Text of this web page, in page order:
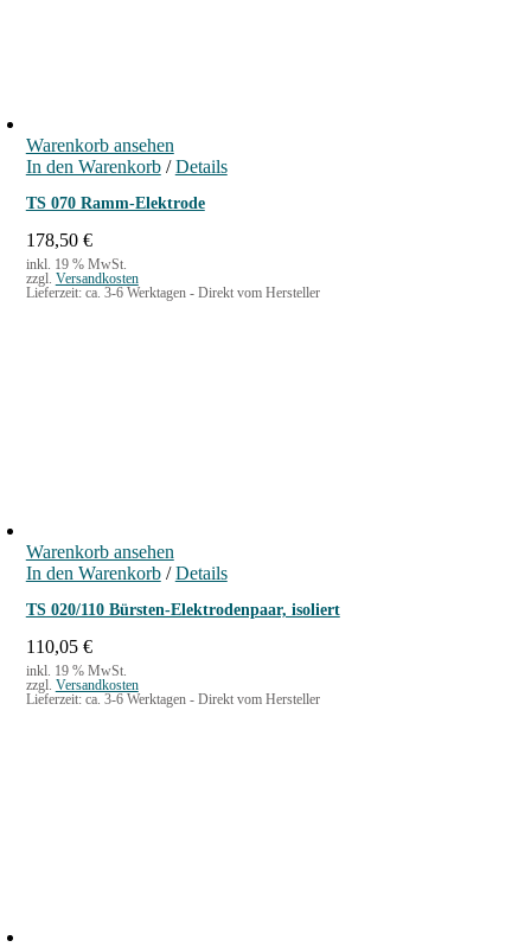
Warenkorb ansehen
In den Warenkorb / Details
TS 070 Ramm-Elektrode
178,50 €
inkl. 19 % MwSt.
zzgl. Versandkosten
Lieferzeit: ca. 3-6 Werktagen - Direkt vom Hersteller
Warenkorb ansehen
In den Warenkorb / Details
TS 020/110 Bürsten-Elektrodenpaar, isoliert
110,05 €
inkl. 19 % MwSt.
zzgl. Versandkosten
Lieferzeit: ca. 3-6 Werktagen - Direkt vom Hersteller